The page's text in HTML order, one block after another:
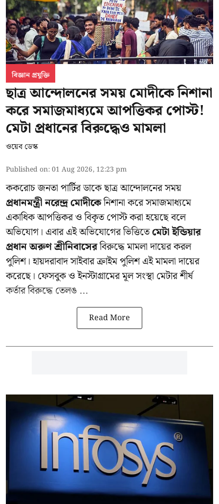
বিজ্ঞান প্রযুক্তি
ছাত্র আন্দোলনের সময় মোদীকে নিশানা
করে সমাজমাধ্যমে আপত্তিকর পোস্ট!
মেটা প্রধানের বিরুদ্ধেও মামলা
ওয়েব ডেস্ক
Published on:01 Aug 2026, 12:23 pm
ককরোচ জনতা পার্টির ডাকে ছাত্র আন্দোলনের সময়
প্রধানমন্ত্রী নরেন্দ্র মোদীকেনিশানা করে সমাজমাধ্যমে
একাধিক আপত্তিকর ও বিকৃত পোস্ট করা হয়েছে বলে
অভিযোগ। এবার এই অভিযোগের ভিত্তিতেমেটা ইন্ডিয়ার
প্রধান অরুণ শ্রীনিবাসেরবিরুদ্ধে মামলা দায়ের করল
পুলিশ। হায়দরাবাদ সাইবার ক্রাইম পুলিশ এই মামলা দায়ের
করেছে। ফেসবুক ও ইনস্টাগ্রামের মূল সংস্থা মেটার শীর্ষ
কর্তার বিরুদ্ধে তেলঙ ...
Read More